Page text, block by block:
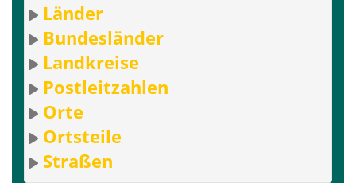
Länder
Bundesländer
Landkreise
Postleitzahlen
Orte
Ortsteile
Straßen